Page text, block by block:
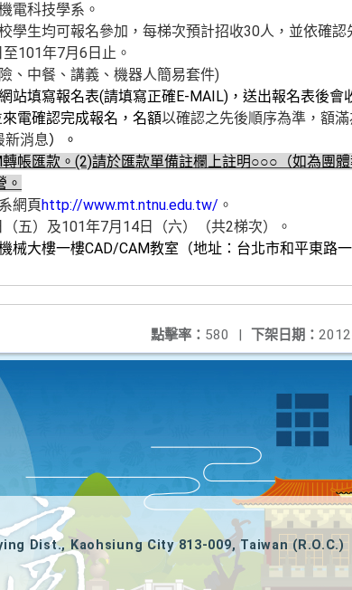
電科技學系。
學生均可報名參加，每梯次預計招收30人，並依確認
101年7月6日止。
、中餐、講義、機器人簡易套件)
站填寫報名表(請填寫正確E-MAIL) ，送出報名表後
來電確認完成報名，名額以確認之先後順序為準，額滿
新消息）。
轉帳匯款。 (2)請於匯款單備註欄上註明○○○（如為團
。
網頁http://www.mt.ntnu.edu.tw/ 。
五）及101年7月14日（六）（共2梯次）。
械大樓一樓CAD/CAM教室（地址：台北市和平東路
下架日期：
點擊率： 580 |
Dist., Kaohsiung City 813-009, Taiwan (R.O.C.)